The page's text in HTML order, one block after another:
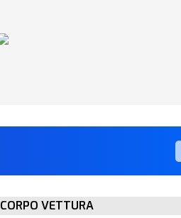
CORPO VETTURA